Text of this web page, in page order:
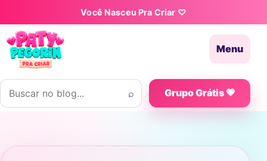
Pular para o conteúdoVocê Nasceu Pra Criar ♡
Menu
Buscar por:
⌕ Grupo Grátis 💗